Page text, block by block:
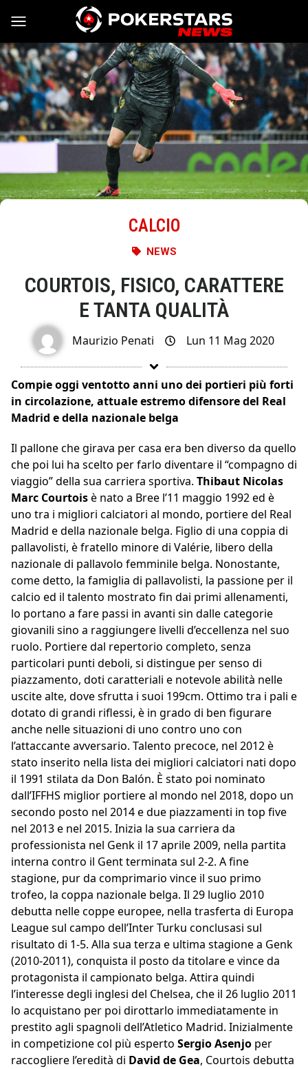
Vai al contenuto
CALCIO
NEWS
COURTOIS, FISICO, CARATTERE
E TANTA QUALITÀ
Maurizio Penati Lun 11 Mag 2020
Compie oggi ventotto anni uno dei portieri più forti
in circolazione, attuale estremo difensore del Real
Madrid e della nazionale belga
Il pallone che girava per casa era ben diverso da quello
che poi lui ha scelto per farlo diventare il “compagno di
viaggio” della sua carriera sportiva. Thibaut Nicolas
Marc Courtoisè nato a Bree l’11 maggio 1992 ed è
uno tra i migliori calciatori al mondo, portiere del Real
Madrid e della nazionale belga. Figlio di una coppia di
pallavolisti, è fratello minore di Valérie, libero della
nazionale di pallavolo femminile belga. Nonostante,
come detto, la famiglia di pallavolisti, la passione per il
calcio ed il talento mostrato fin dai primi allenamenti,
lo portano a fare passi in avanti sin dalle categorie
giovanili sino a raggiungere livelli d’eccellenza nel suo
ruolo. Portiere dal repertorio completo, senza
particolari punti deboli, si distingue per senso di
piazzamento, doti caratteriali e notevole abilità nelle
uscite alte, dove sfrutta i suoi 199cm. Ottimo tra i pali e
dotato di grandi riflessi, è in grado di ben figurare
anche nelle situazioni di uno contro uno con
l’attaccante avversario. Talento precoce, nel 2012 è
stato inserito nella lista dei migliori calciatori nati dopo
il 1991 stilata da Don Balón. È stato poi nominato
dall’IFFHS miglior portiere al mondo nel 2018, dopo un
secondo posto nel 2014 e due piazzamenti in top five
nel 2013 e nel 2015. Inizia la sua carriera da
professionista nel Genk il 17 aprile 2009, nella partita
interna contro il Gent terminata sul 2-2. A fine
stagione, pur da comprimario vince il suo primo
trofeo, la coppa nazionale belga. Il 29 luglio 2010
debutta nelle coppe europee, nella trasferta di Europa
League sul campo dell’Inter Turku conclusasi sul
risultato di 1-5. Alla sua terza e ultima stagione a Genk
(2010-2011), conquista il posto da titolare e vince da
protagonista il campionato belga. Attira quindi
l’interesse degli inglesi del Chelsea, che il 26 luglio 2011
lo acquistano per poi dirottarlo immediatamente in
prestito agli spagnoli dell’Atletico Madrid. Inizialmente
in competizione col più esperto Sergio Asenjo per
raccogliere l’eredità di David de Gea, Courtois debutta